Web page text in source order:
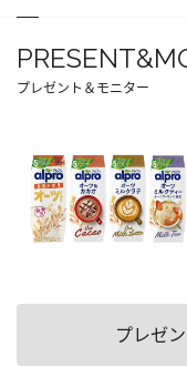
プレゼント＆モニター
プレゼ